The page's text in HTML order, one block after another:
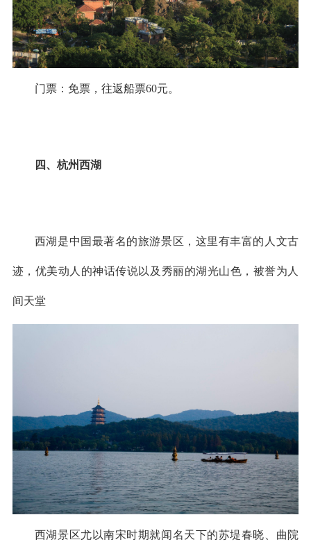
门票：免票，往返船票60元。
四、杭州西湖
西湖是中国最著名的旅游景区，这里有丰富的人文古
迹，优美动人的神话传说以及秀丽的湖光山色，被誉为人
间天堂
西湖景区尤以南宋时期就闻名天下的苏堤春晓、曲院